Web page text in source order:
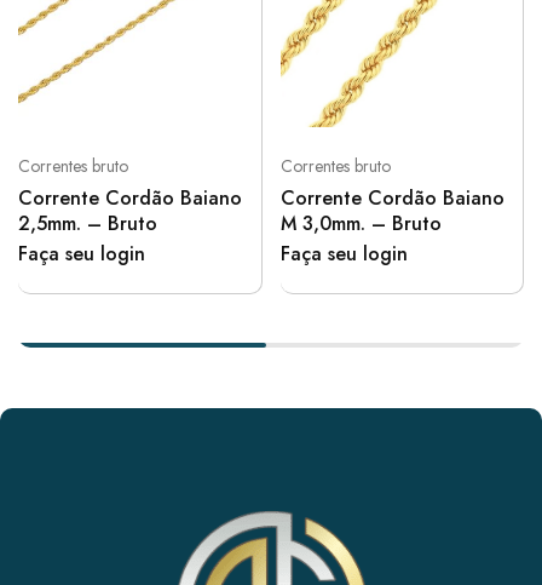
Correntes bruto
Corrente Cordão Baiano
2,5mm. – Bruto
Faça seu login
Correntes bruto
Corrente Cordão Baiano
M 3,0mm. – Bruto
Faça seu login